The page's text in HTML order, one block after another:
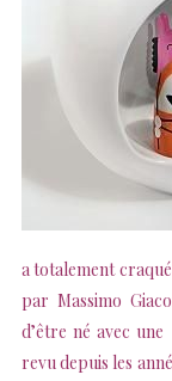
a totalement
par Massimo
d’être né avec
revu depuis les